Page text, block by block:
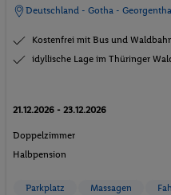
Deutschland - Gotha -
Kostenfrei mit Bus und
idyllische Lage im Thüringer
21.12.2026 - 23.12.2026
Doppelzimmer
Halbpension
Parkplatz Massagen